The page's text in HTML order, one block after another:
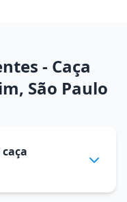
- Caça
São Paulo